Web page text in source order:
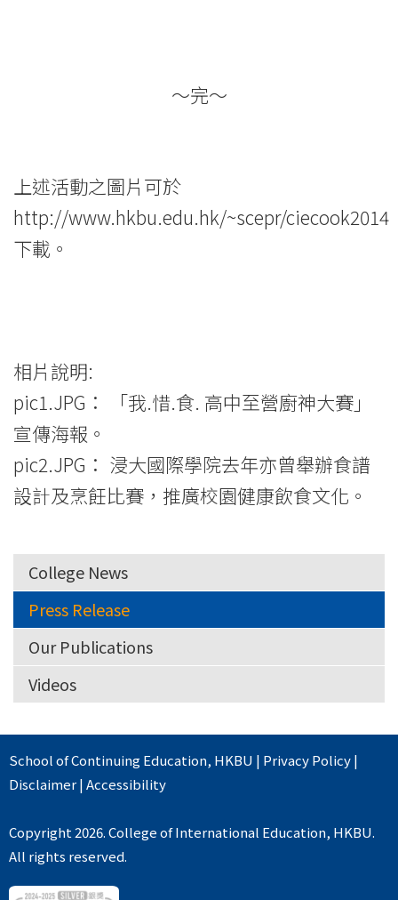
～完～
上述活動之圖片可於
http://www.hkbu.edu.hk/~scepr/ciecook2014
下載。
相片說明:
pic1.JPG： 「我.惜.食. 高中至營廚神大賽」
宣傳海報。
pic2.JPG： 浸大國際學院去年亦曾舉辦食譜
設計及烹飪比賽，推廣校園健康飲食文化。
College News
Press Release
Our Publications
Videos
School of Continuing Education, HKBU | Privacy Policy|
Disclaimer|Accessibility
Copyright 2026. College of International Education, HKBU.
All rights reserved.